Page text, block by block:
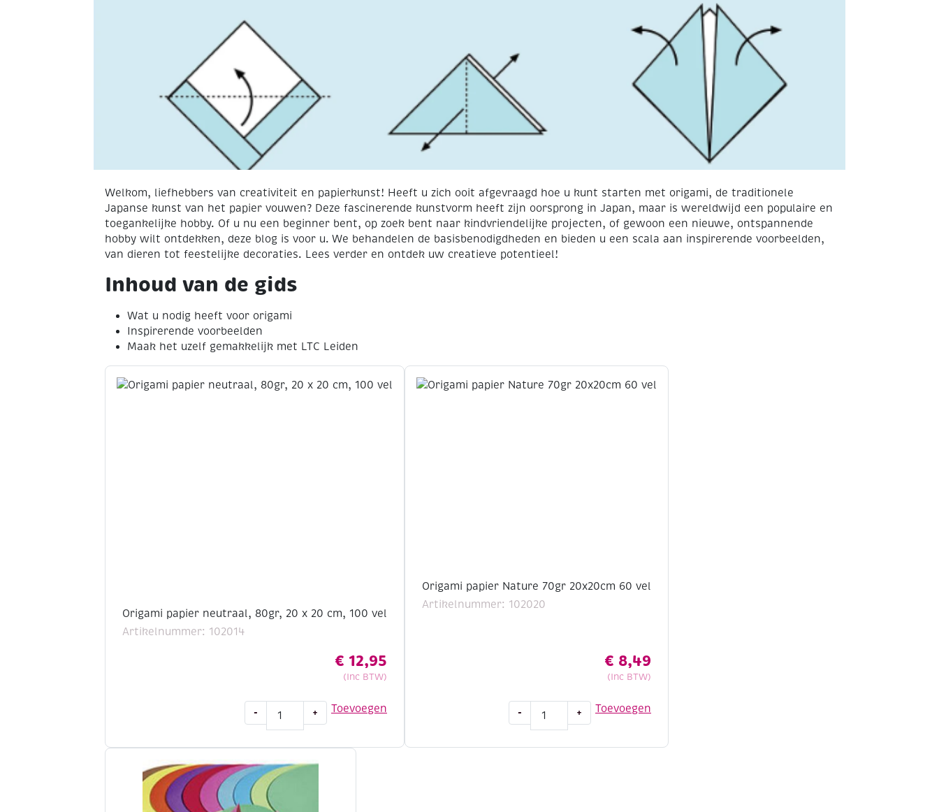
Welkom, liefhebbers van creativiteit en papierkunst! Heeft u zich ooit afgevraagd hoe u kunt starten met origami, de traditionele
Japanse kunst van het papier vouwen? Deze fascinerende kunstvorm heeft zijn oorsprong in Japan, maar is wereldwijd een populaire en
toegankelijke hobby. Of u nu een beginner bent, op zoek bent naar kindvriendelijke projecten, of gewoon een nieuwe, ontspannende
hobby wilt ontdekken, deze blog is voor u. We behandelen de basisbenodigdheden en bieden u een scala aan inspirerende voorbeelden,
van dieren tot feestelijke decoraties. Lees verder en ontdek uw creatieve potentieel!
Inhoud van de gids
Wat u nodig heeft voor origami
Inspirerende voorbeelden
Maak het uzelf gemakkelijk met LTC Leiden
Origami papier neutraal, 80gr, 20 x 20 cm, 100 vel
Artikelnummer: 102014
€ 12,95
(Inc BTW)
Toevoegen
-
papier
20
x
20
+
Origami papier Nature 70gr 20x20cm 60 vel
Artikelnummer: 102020
€ 8,49
(Inc BTW)
Toevoegen
-
papier
+